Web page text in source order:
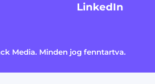
LinkedIn
Media. Minden jog fenntartva.